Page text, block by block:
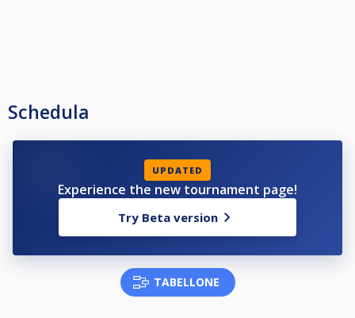
Schedula
UPDATED
Experience the new tournament page!
Try Beta version
TABELLONE